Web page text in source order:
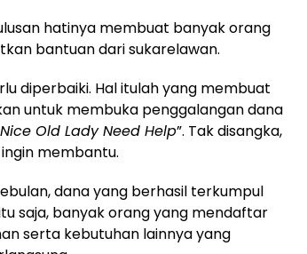
hatinya membuat banyak orang
bantuan dari sukarelawan.
diperbaiki. Hal itulah yang membuat
untuk membuka penggalangan dana
Old Lady Need Help”. Tak disangka,
membantu.
dana yang berhasil terkumpul
saja, banyak orang yang mendaftar
serta kebutuhan lainnya yang